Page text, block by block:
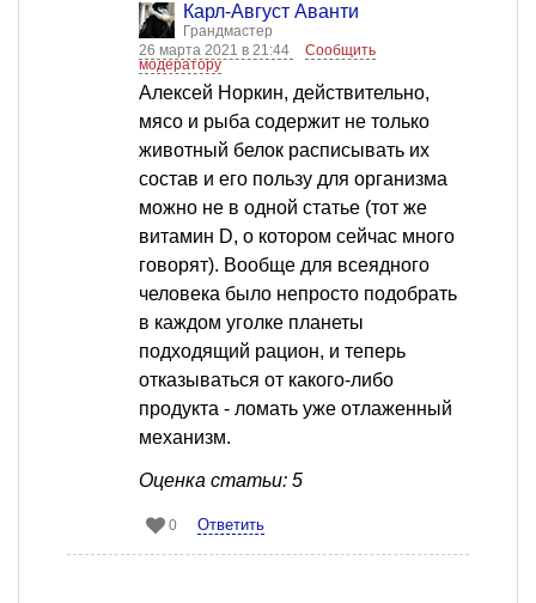
Карл-Август Аванти
Грандмастер
26 марта 2021 в 21:44
Сообщить
модератору
Алексей Норкин, действительно,
мясо и рыба содержит не только
животный белок расписывать их
состав и его пользу для организма
можно не в одной статье (тот же
витамин D, о котором сейчас много
говорят). Вообще для всеядного
человека было непросто подобрать
в каждом уголке планеты
подходящий рацион, и теперь
отказываться от какого-либо
продукта - ломать уже отлаженный
механизм.
Оценка статьи: 5
0 Ответить